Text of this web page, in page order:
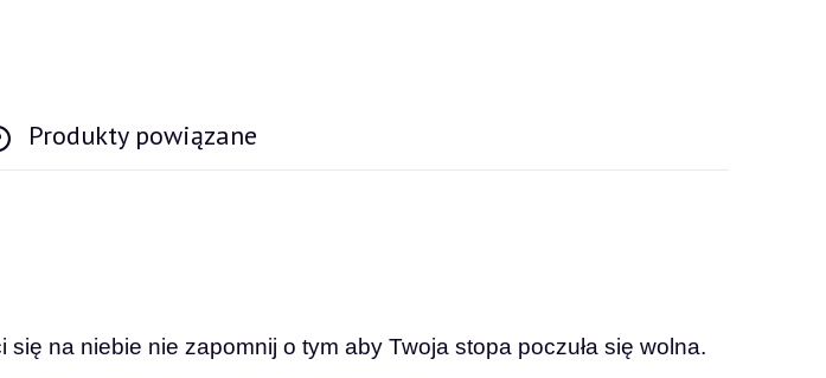
Produkty powiązane
na niebie nie zapomnij o tym aby Twoja stopa poczuła się wolna.